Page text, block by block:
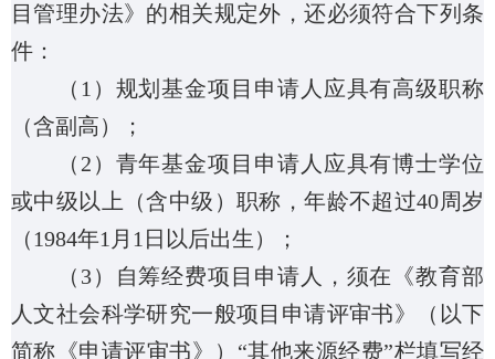
目管理办法》的相关规定外，还必须符合下列条
件：
（ 1 ）规划基金项目申请人应具有高级职称
（含副高）；
（2 ）青年基金项目申请人应具有博士学位
或中级以上（含中级）职称，年龄不超过40周岁
（1984年1月 1 日以后出生）；
（ 3）自筹经费项目申请人，须在《教育部
人文社会科学研究一般项目申请评审书》（以下
简称《申请评审书》）“其他来源经费”栏填写经